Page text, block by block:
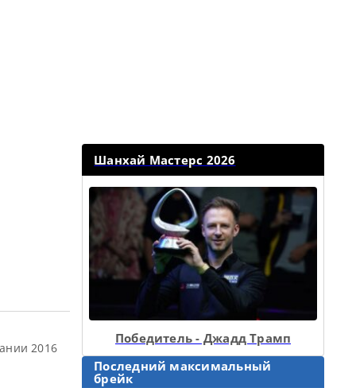
2016
Шанхай Мастерс 2026
Победитель - Джадд Трамп
Последний максимальный
брейк